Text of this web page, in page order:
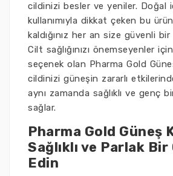
cildinizi besler ve yeniler. Doğal
kullanımıyla dikkat çeken bu
kaldığınız her an size güvenli
Cilt sağlığınızı önemseyenler
seçenek olan Pharma Gold
cildinizi güneşin zararlı
aynı zamanda sağlıklı ve genç
sağlar.
Pharma Gold Güneş
Sağlıklı ve Parlak
Edin